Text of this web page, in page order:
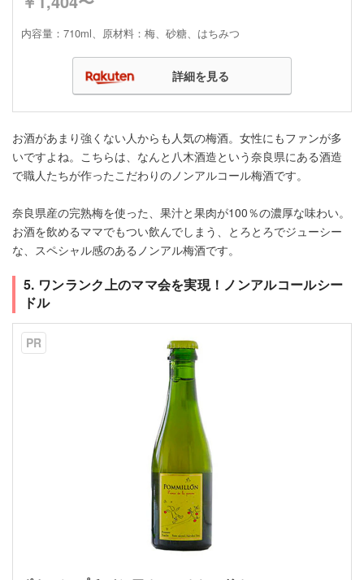
内容量：710ml、原材料：梅、砂糖、はちみつ
詳細を見る
お酒があまり強くない人からも人気の梅酒。女性にもファンが多
いですよね。こちらは、なんと八木酒造という奈良県にある酒造
で職人たちが作ったこだわりのノンアルコール梅酒です。
奈良県産の完熟梅を使った、果汁と果肉が100％の濃厚な味わい。
お酒を飲めるママでもつい飲んでしまう、とろとろでジューシー
な、スペシャル感のあるノンアル梅酒です。
5. ワンランク上のママ会を実現！ノンアルコールシー
ドル
PR